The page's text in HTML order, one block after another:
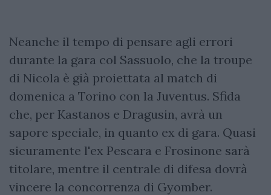
Neanche il tempo di pensare agli errori
durante la gara col Sassuolo, che la troupe
di Nicola è già proiettata al match di
domenica a Torino con la Juventus. Sfida
che, per Kastanos e Dragusin, avrà un
sapore speciale, in quanto ex di gara. Quasi
sicuramente l'ex Pescara e Frosinone sarà
titolare, mentre il centrale di difesa dovrà
vincere la concorrenza di Gyomber.